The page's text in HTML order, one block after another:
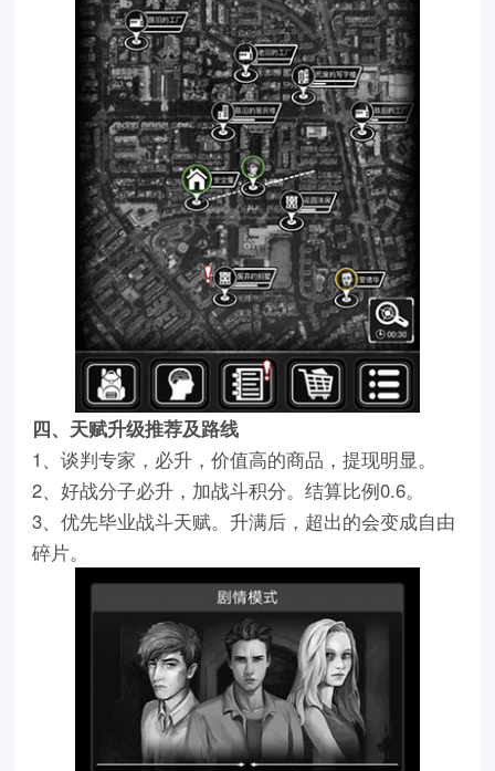
四、天赋升级推荐及路线
1、谈判专家，必升，价值高的商品，提现明显。
2、好战分子必升，加战斗积分。结算比例0.6。
3、优先毕业战斗天赋。升满后，超出的会变成自由
碎片。